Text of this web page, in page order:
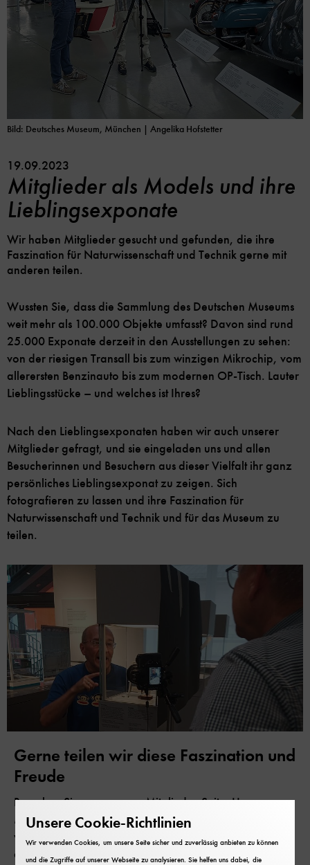
Bild: Deutsches Museum, München | Angelika Hofstetter
19.09.2023
Mitglieder als Models und ihre
Lieblingsexponate
Wir haben Mitglieder gesucht und gefunden, die ihre
Faszination für Naturwissenschaft und Technik gerne mit
anderen teilen.
Wussten Sie, dass die Sammlung des Deutschen Museums
weit mehr als 100.000 Objekte umfasst? Davon sind rund
25.000 Exponate derzeit in den Ausstellungen zu sehen:
von der riesigen Transall bis zum winzigen Mikrochip, vom
allerersten Benzinauto bis zum modernen OP-Tisch. Lauter
Lieblingsstücke – und welches ist Ihres?
Nach den Lieblingsexponaten haben wir auch unserer
Mitglieder gefragt, und sie eingeladen uns und allen
Besucherinnen und Besuchern aus dieser Vielfalt ihr ganz
persönliches Lieblingsexponat zu zeigen. Sich
fotografieren zu lassen und ihre Faszination für
Naturwissenschaft und Technik und für das Museum zu
teilen.
Gerne teilen wir diese Faszination und
Freude
Besuchen Sie unsere neue Mitglieder-Seite. Unsere
Mitglieder verraten, warum sie gerne Mitglied sind und
warum sie bestimmte Lieblingsexponate haben. Lassen
auch Sie sich faszinieren und inspirieren.
Unsere Cookie-Richtlinien
Wir verwenden Cookies, um unsere Seite sicher und zuverlässig anbieten zu können
und die Zugriffe auf unserer Webseite zu analysieren. Sie helfen uns dabei, die